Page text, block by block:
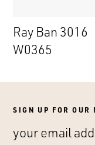
Ray Ban 3016
W0365
SIGN UP FOR OUR